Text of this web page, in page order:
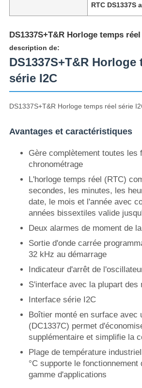
Accueil
Produits
À propos de nous
Visite de l'usine
Contrôle qualité
Contactez-nous
RTC DS1337S
DS1337S+T&R Horloge temps
description de:
DS1337S+T&R Horloge
série I2C
DS1337S+T&R Horloge temps réel série
Avantages et caractéristiques
Gère complètement toutes les
chronométrage
L'horloge temps réel (RTC)
secondes, les minutes, les
date, le mois et l'année avec
années bissextiles valide
Deux alarmes de moment de
Sortie d'onde carrée
32 kHz au démarrage
Indicateur d'arrêt de
S'interface avec la plupart des
Interface série I2C
Boîtier monté en surface avec
(DC1337C) permet
supplémentaire et simplifie la
Plage de température
°C supporte le fonctionnement
gamme d'applications